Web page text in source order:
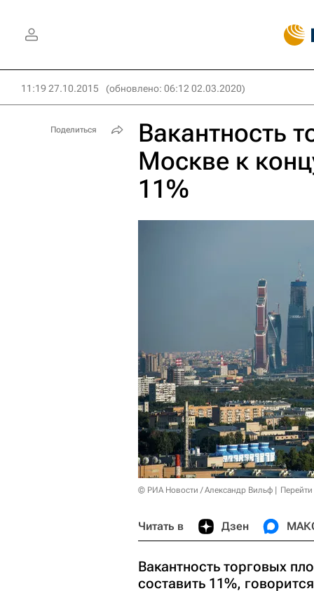
11:19 27.10.2015 (обновлено: 06:12 02.03.2020)
Вакантность
Москве к
11%
© РИА Новости / Александр Вильф
Читать в Дзен
Вакантность торговых
составить 11%,
Поделиться